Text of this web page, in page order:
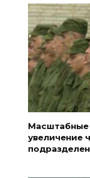
Масштабные
увеличение